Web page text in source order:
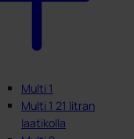
Multi 1
Multi 1 21 litran
laatikolla